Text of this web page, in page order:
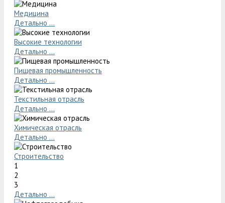
Медицина
Детально ...
Высокие технологии
Детально ...
Пищевая промышленность
Детально ...
Текстильная отрасль
Детально ...
Химическая отрасль
Детально ...
Строительство
1
2
3
Детально ...